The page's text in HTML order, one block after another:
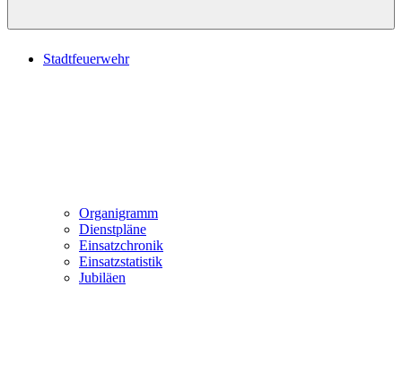
Stadtfeuerwehr
Organigramm
Dienstpläne
Einsatzchronik
Einsatzstatistik
Jubiläen